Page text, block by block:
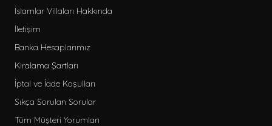
İslamlar Villaları Hakkında
İletişim
Banka Hesaplarımız
Kiralama Şartları
İptal ve İade Koşulları
Sıkça Sorulan Sorular
Tüm Müşteri Yorumları